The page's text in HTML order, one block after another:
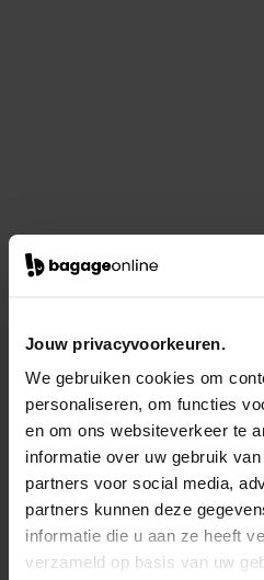
Jouw privacyvoorkeuren.
We gebruiken cookies om
personaliseren, om functies
en om ons websiteverkeer te
informatie over uw gebruik
partners voor social media,
partners kunnen deze
informatie die u aan ze heeft
verzameld op basis van uw